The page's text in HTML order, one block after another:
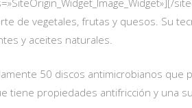
[/
de vegetales, frutas y quesos. Su
y aceites naturales.
50 discos antimicrobianos
tiene propiedades antifricción y una